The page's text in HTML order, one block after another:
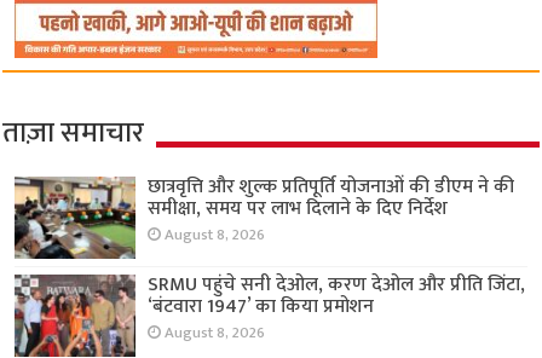
ताज़ा समाचार
छात्रवृत्ति और शुल्क प्रतिपूर्ति योजनाओं की डीएम ने की
समीक्षा, समय पर लाभ दिलाने के दिए निर्देश
August 8, 2026
SRMU पहुंचे सनी देओल, करण देओल और प्रीति जिंटा,
‘बंटवारा 1947’ का किया प्रमोशन
August 8, 2026